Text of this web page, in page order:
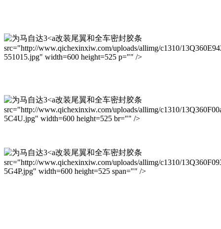
改装尾翼和全车密封胶条
src="http://www.qichexinxiw.com/uploads/allimg/c1310/
551015.jpg" width=600 height=525 p="" />
改装尾翼和全车密封胶条
src="http://www.qichexinxiw.com/uploads/allimg/c1310/
5C4U.jpg" width=600 height=525 br="" />
改装尾翼和全车密封胶条
src="http://www.qichexinxiw.com/uploads/allimg/c1310/
5G4P.jpg" width=600 height=525 span="" />